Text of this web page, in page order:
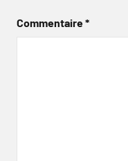
Commentaire*